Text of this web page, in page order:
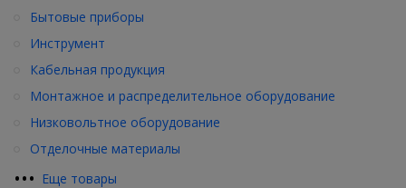
••• Еще товары
Бытовые приборы
Инструмент
Кабельная продукция
Монтажное и распределительное оборудование
Низковольтное оборудование
Отделочные материалы